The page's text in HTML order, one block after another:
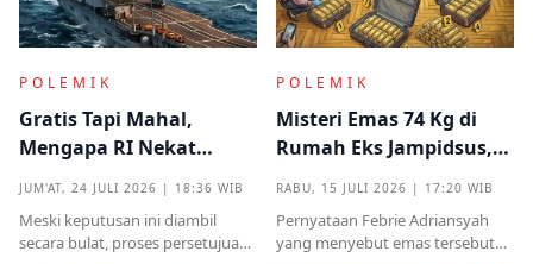
POLEMIK
Gratis Tapi Mahal,
Mengapa RI Nekat
Induk Tua Italia?
JUM'AT, 24 JULI 2026 | 18:36 WIB
Meski keputusan ini diambil
secara bulat, proses persetujuan
POLEMIK
Misteri Emas 74 Kg di
Rumah Eks Jampidsus,
Titipan?
RABU, 15 JULI 2026 | 17:20 WIB
Pernyataan Febrie Adriansyah
yang menyebut emas tersebut